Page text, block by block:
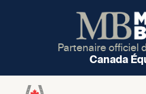
Partenaire officiel
Canada